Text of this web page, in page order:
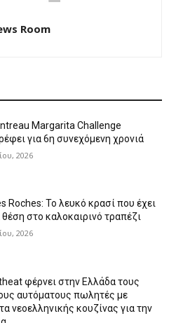
Room
Margarita Challenge
για 6η συνεχόμενη χρονιά
2026
Roches: Το λευκό κρασί που έχει
στο καλοκαιρινό τραπέζι
2026
φέρνει στην Ελλάδα τους
αυτόματους πωλητές με
νεοελληνικής κουζίνας για την